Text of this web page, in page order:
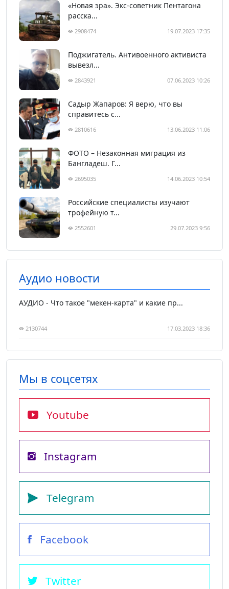
«Новая эра». Экс-советник Пентагона
расска...
2908474 19.07.2023 17:35
Поджигатель. Антивоенного активиста
вывезл...
2843921 07.06.2023 10:26
Садыр Жапаров: Я верю, что вы
справитесь с...
2810616 13.06.2023 11:06
ФОТО – Незаконная миграция из
Бангладеш. Г...
2695035 14.06.2023 10:54
Российские специалисты изучают
трофейную т...
2552601 29.07.2023 9:56
Аудио новости
АУДИО - Что такое "мекен-карта" и какие пр...
2130744 17.03.2023 18:36
Мы в соцсетях
Youtube
Instagram
Telegram
Facebook
Twitter